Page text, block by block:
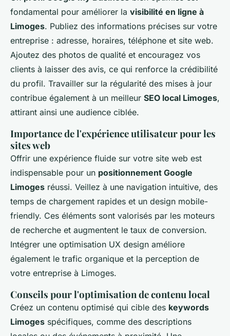
fondamental pour améliorer la visibilité en ligne à
Limoges. Publiez des informations précises sur votre
entreprise : adresse, horaires, téléphone et site web.
Ajoutez des photos de qualité et encouragez vos
clients à laisser des avis, ce qui renforce la crédibilité
du profil. Travailler sur la régularité des mises à jour
contribue également à un meilleur SEO local Limoges,
attirant ainsi une audience ciblée.
Importance de l'expérience utilisateur pour les
sites web
Offrir une expérience fluide sur votre site web est
indispensable pour un positionnement Google
Limoges réussi. Veillez à une navigation intuitive, des
temps de chargement rapides et un design mobile-
friendly. Ces éléments sont valorisés par les moteurs
de recherche et augmentent le taux de conversion.
Intégrer une optimisation UX design améliore
également le trafic organique et la perception de
votre entreprise à Limoges.
Conseils pour l'optimisation de contenu local
Créez un contenu optimisé qui cible des keywords
Limoges spécifiques, comme des descriptions